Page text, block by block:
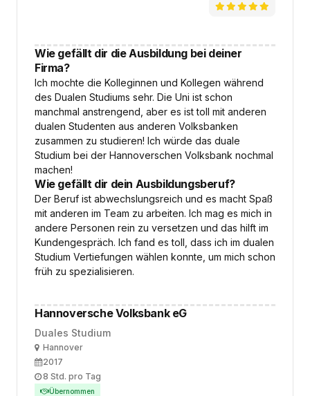
Wie gefällt dir die Ausbildung bei deiner
Firma?
Ich mochte die Kolleginnen und Kollegen während
des Dualen Studiums sehr. Die Uni ist schon
manchmal anstrengend, aber es ist toll mit anderen
dualen Studenten aus anderen Volksbanken
zusammen zu studieren! Ich würde das duale
Studium bei der Hannoverschen Volksbank nochmal
machen!
Wie gefällt dir dein Ausbildungsberuf?
Der Beruf ist abwechslungsreich und es macht Spaß
mit anderen im Team zu arbeiten. Ich mag es mich in
andere Personen rein zu versetzen und das hilft im
Kundengespräch. Ich fand es toll, dass ich im dualen
Studium Vertiefungen wählen konnte, um mich schon
früh zu spezialisieren.
Hannoversche Volksbank eG
Duales Studium
OrtHannover
Ausbildungsbeginn
2017
Arbeitszeit
8 Std. pro Tag
Übernommen